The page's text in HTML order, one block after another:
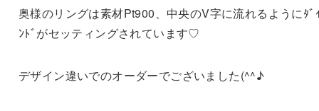
奥様のリングは素材Pt900、中央のV字に流れるようにﾀﾞ
ﾝﾄﾞがセッティングされています♡
デザイン違いでのオーダーでございました(^^♪